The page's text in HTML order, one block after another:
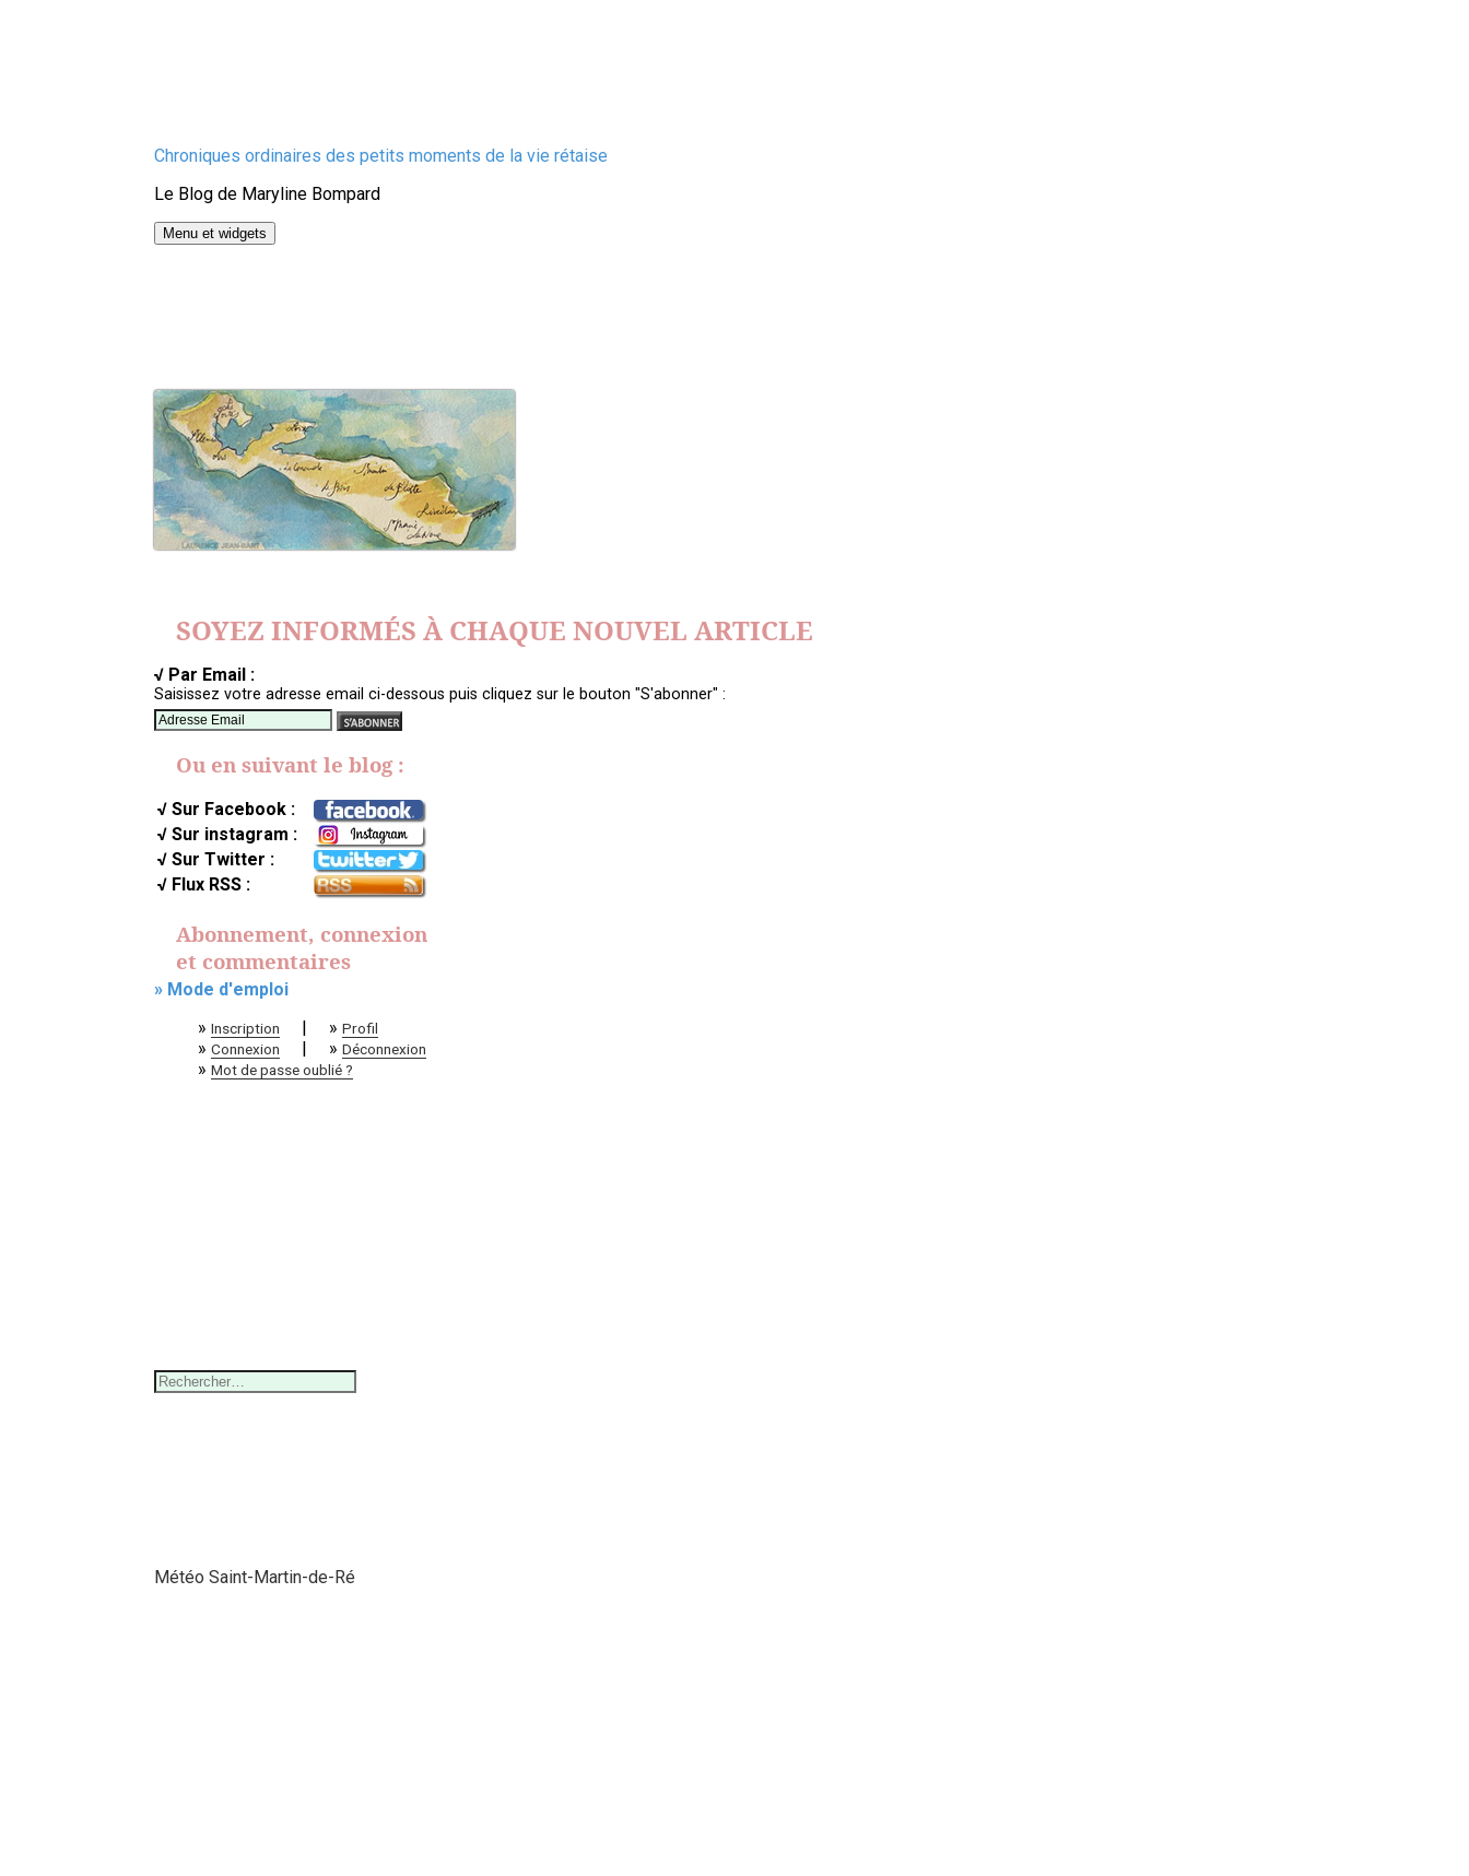
Chroniques ordinaires des petits moments de la vie rétaise
Le Blog de Maryline Bompard
Menu et widgets
SOYEZ INFORMÉS À CHAQUE NOUVEL ARTICLE
√ Par Email :
Saisissez votre adresse email ci-dessous puis cliquez sur le bouton "S'abonner" :
Ou en suivant le blog :
√ Sur Facebook :
√ Sur instagram :
√ Sur Twitter :
√ Flux RSS :
Abonnement, connexion
et commentaires
» Mode d'emploi
» Inscription » Profil
» Connexion » Déconnexion
» Mot de passe oublié ?
Rechercher :
Météo Saint-Martin-de-Ré